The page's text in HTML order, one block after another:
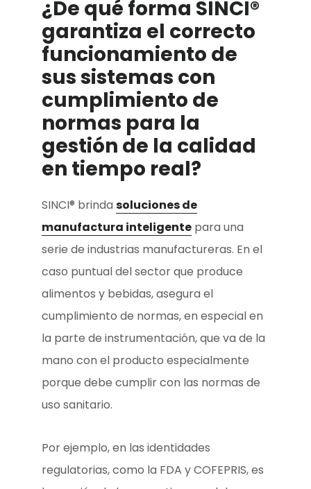
¿De qué forma SINCI®
garantiza el correcto
funcionamiento de
sus sistemas con
cumplimiento de
normas para la
gestión de la calidad
en tiempo real?
SINCI® brinda soluciones de
manufactura inteligente para una
serie de industrias manufactureras. En el
caso puntual del sector que produce
alimentos y bebidas, asegura el
cumplimiento de normas, en especial en
la parte de instrumentación, que va de la
mano con el producto especialmente
porque debe cumplir con las normas de
uso sanitario.
Por ejemplo, en las identidades
regulatorias, como la FDA y COFEPRIS, es